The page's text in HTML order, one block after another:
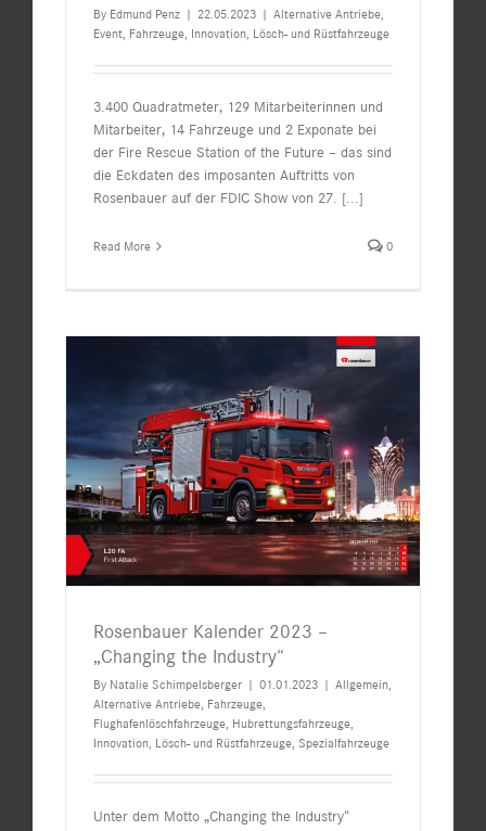
By Edmund Penz | 22.05.2023 | Alternative Antriebe,
Event, Fahrzeuge, Innovation, Lösch- und Rüstfahrzeuge
3.400 Quadratmeter, 129 Mitarbeiterinnen und
Mitarbeiter, 14 Fahrzeuge und 2 Exponate bei
der Fire Rescue Station of the Future – das sind
die Eckdaten des imposanten Auftritts von
Rosenbauer auf der FDIC Show von 27. [...]
Read More 0
Rosenbauer Kalender 2023 –
„Changing the Industry“
By Natalie Schimpelsberger | 01.01.2023 | Allgemein,
Alternative Antriebe, Fahrzeuge,
Flughafenlöschfahrzeuge, Hubrettungsfahrzeuge,
Innovation, Lösch- und Rüstfahrzeuge, Spezialfahrzeuge
Unter dem Motto „Changing the Industry“